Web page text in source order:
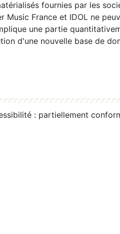
fournies par les
Music France et IDOL ne
une partie
d'une nouvelle base de
: partiellement